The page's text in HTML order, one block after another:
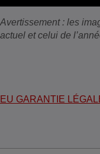
Avertissement : les
actuel et celui de
EU GARANTIE